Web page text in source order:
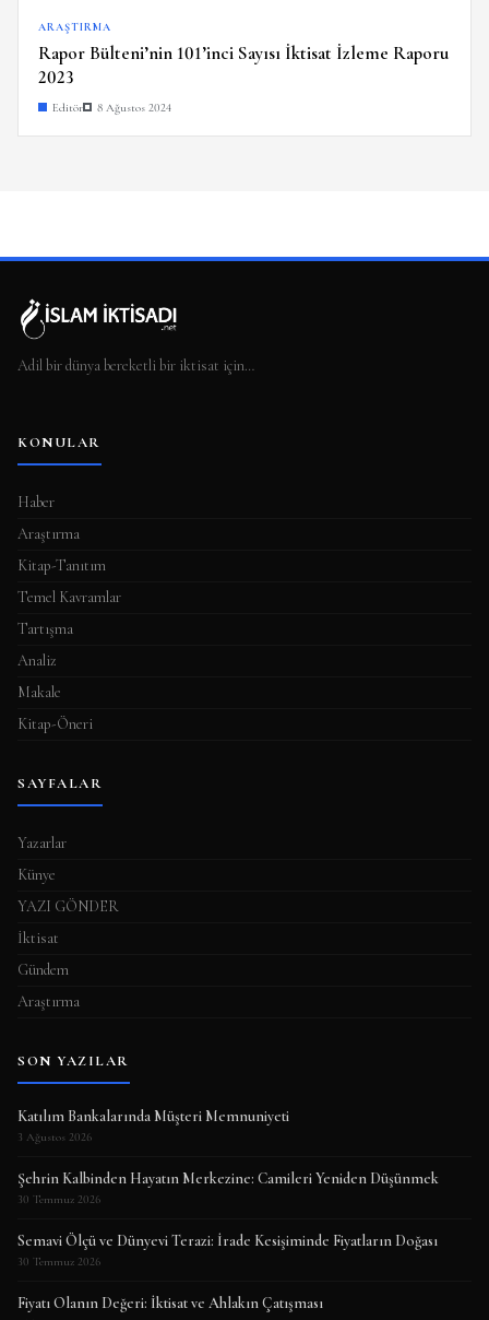
ARAŞTIRMA
Rapor Bülteni’nin 101’inci Sayısı İktisat İzleme Raporu
2023
Editör 8 Ağustos 2024
Adil bir dünya bereketli bir iktisat için…
KONULAR
Haber
Araştırma
Kitap-Tanıtım
Temel Kavramlar
Tartışma
Analiz
Makale
Kitap-Öneri
SAYFALAR
Yazarlar
Künye
YAZI GÖNDER
İktisat
Gündem
Araştırma
SON YAZILAR
Katılım Bankalarında Müşteri Memnuniyeti
3 Ağustos 2026
Şehrin Kalbinden Hayatın Merkezine: Camileri Yeniden Düşünmek
30 Temmuz 2026
Semavi Ölçü ve Dünyevi Terazi: İrade Kesişiminde Fiyatların Doğası
30 Temmuz 2026
Fiyatı Olanın Değeri: İktisat ve Ahlakın Çatışması